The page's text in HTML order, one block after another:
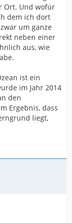
Ort. Und wofür
dem ich dort
um ganze
neben einer
aus, wie
ist ein
im Jahr 2014
den
Ergebnis, dass
liegt,